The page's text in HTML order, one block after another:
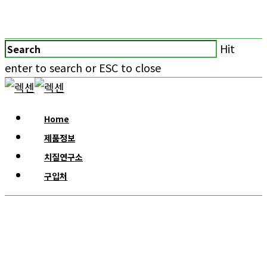
Hit
enter to search or ESC to close
Home
제품정보
치질연구소
구입처